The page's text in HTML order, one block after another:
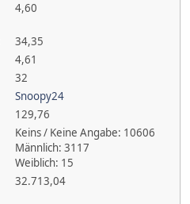
4,60
34,35
4,61
32
Snoopy24
129,76
Keins / Keine Angabe: 10606
Männlich: 3117
Weiblich: 15
32.713,04